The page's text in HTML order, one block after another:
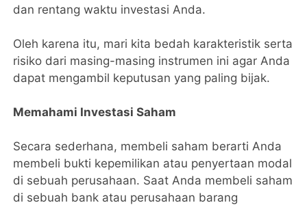
dan rentang waktu investasi Anda.
Oleh karena itu, mari kita bedah karakteristik serta
risiko dari masing-masing instrumen ini agar Anda
dapat mengambil keputusan yang paling bijak.
​Memahami Investasi Saham
​Secara sederhana, membeli saham berarti Anda
membeli bukti kepemilikan atau penyertaan modal
di sebuah perusahaan. Saat Anda membeli saham
di sebuah bank atau perusahaan barang